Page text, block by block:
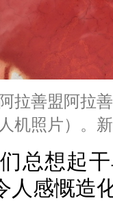
拉善盟阿拉
机照片）。
总想起
人感慨造